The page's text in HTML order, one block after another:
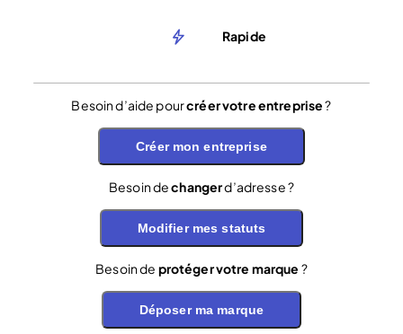
Rapide
Besoin d’aide pourcréer votre entreprise?
Créer mon entreprise
Besoin dechangerd’adresse ?
Modifier mes statuts
Besoin de protéger votre marque ?
Déposer ma marque